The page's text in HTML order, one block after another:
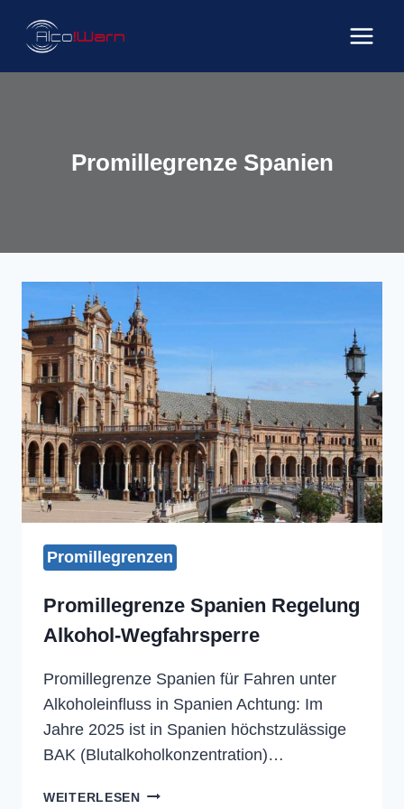
Inhalt
Promillegrenze Spanien
Promillegrenzen
Promillegrenze Spanien Regelung
Alkohol-Wegfahrsperre
Promillegrenze Spanien für Fahren unter
Alkoholeinfluss in Spanien Achtung: Im
Jahre 2025 ist in Spanien höchstzulässige
BAK (Blutalkoholkonzentration)…
WEITERLESENPROMILLEGRENZE